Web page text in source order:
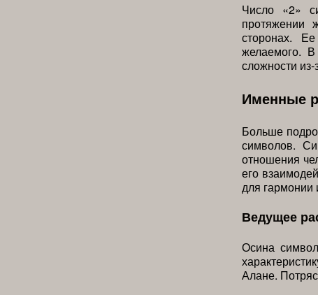
Число «2»
протяжении
сторонах.
желаемого.
сложности
Именные
Больше
символов.
отношения
его
для
Ведущее
Осина
Алане.